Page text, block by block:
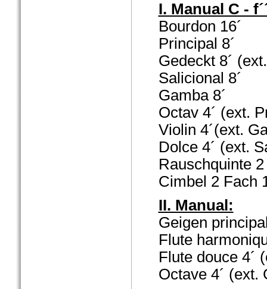
I. Manual C -
Bourdon 16´
Principal 8´
Gedeckt 8´
Salicional 8´
Gamba 8´
Octav4´ (ext.
Violin 4´(ext.
Dolce 4´ (ext.
Rauschquinte
Cimbel 2 Fach
II. Manual:
Geigen
Flute
Flute douce 4´
Octave 4´ (ext.